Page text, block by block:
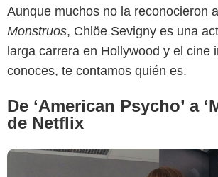
Aunque muchos no la reconocieron
Monstruos, Chlöe Sevigny es una
larga carrera en Hollywood y el cine
conoces, te contamos quién es.
De ‘American Psycho’ a
de Netflix